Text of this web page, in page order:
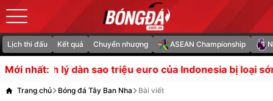
Lịch thi đấu Kết quả Chuyển nhượng ASEAN Championship
Mới nhất:
euro của Indonesia bị loại sớm tại ASEAN Cup HLV
Trang chủ Bóng đá Tây Ban Nha Bài viết